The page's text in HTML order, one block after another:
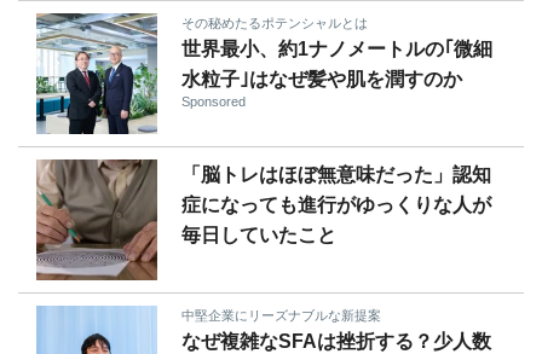
その秘めたるポテンシャルとは
世界最小、約1ナノメートルの｢微細
水粒子｣はなぜ髪や肌を潤すのか
Sponsored
「脳トレはほぼ無意味だった」認知
症になっても進行がゆっくりな人が
毎日していたこと
中堅企業にリーズナブルな新提案
なぜ複雑なSFAは挫折する？少人数